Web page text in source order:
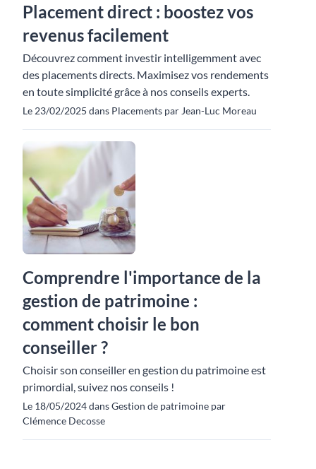
Placement direct : boostez vos
revenus facilement
Découvrez comment investir intelligemment avec
des placements directs. Maximisez vos rendements
en toute simplicité grâce à nos conseils experts.
Le 23/02/2025 dans Placements par Jean-Luc Moreau
Comprendre l'importance de la
gestion de patrimoine :
comment choisir le bon
conseiller ?
Choisir son conseiller en gestion du patrimoine est
primordial, suivez nos conseils !
Le 18/05/2024 dans Gestion de patrimoine par
Clémence Decosse